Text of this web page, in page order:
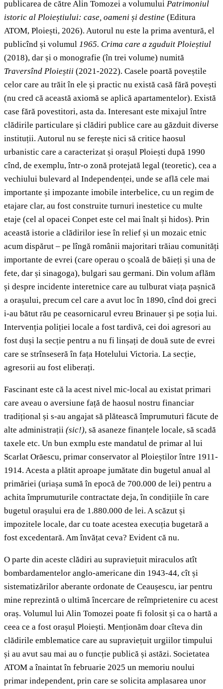
publicarea de către Alin Tomozei a volumului Patrimoniul
istoric al Ploieștiului: case, oameni și destine (Editura
ATOM, Ploiești, 2026). Autorul nu este la prima aventură, el
publicînd și volumul 1965. Crima care a zguduit Ploieștiul
(2018), dar și o monografie (în trei volume) numită
Traversînd Ploieștii (2021-2022). Casele poartă poveștile
celor care au trăit în ele și practic nu există casă fără povești
(nu cred că această axiomă se aplică apartamentelor). Există
case fără povestitori, asta da. Interesant este mixajul între
clădirile particulare și clădiri publice care au găzduit diverse
instituții. Autorul nu se ferește nici să critice haosul
urbanistic care a caracterizat și orașul Ploiești după 1990
cînd, de exemplu, într-o zonă protejată legal (teoretic), cea a
vechiului bulevard al Independenței, unde se află cele mai
importante și impozante imobile interbelice, cu un regim de
etajare clar, au fost construite turnuri inestetice cu multe
etaje (cel al opacei Conpet este cel mai înalt și hidos). Prin
această istorie a clădirilor iese în relief și un mozaic etnic
acum dispărut – pe lîngă românii majoritari trăiau comunități
importante de evrei (care operau o școală de băieți și una de
fete, dar și sinagoga), bulgari sau germani. Din volum aflăm
și despre incidente interetnice care au tulburat viața pașnică
a orașului, precum cel care a avut loc în 1890, cînd doi greci
i-au bătut rău pe ceasornicarul evreu Brinauer și pe soția lui.
Intervenția poliției locale a fost tardivă, cei doi agresori au
fost duși la secție pentru a nu fi linșați de două sute de evrei
care se strînseseră în fața Hotelului Victoria. La secție,
agresorii au fost eliberați.
Fascinant este că la acest nivel mic-local au existat primari
care aveau o aversiune față de haosul nostru financiar
tradițional și s-au angajat să plătească împrumuturi făcute de
alte administrații (sic!), să asaneze finanțele locale, să scadă
taxele etc. Un bun exmplu este mandatul de primar al lui
Scarlat Orăescu, primar conservator al Ploieștilor între 1911-
1914. Acesta a plătit aproape jumătate din bugetul anual al
primăriei (uriașa sumă în epocă de 700.000 de lei) pentru a
achita împrumuturile contractate deja, în condițiile în care
bugetul orașului era de 1.880.000 de lei. A scăzut și
impozitele locale, dar cu toate acestea execuția bugetară a
fost excedentară. Am învățat ceva? Evident că nu.
O parte din aceste clădiri au supraviețuit miraculos atît
bombardamentelor anglo-americane din 1943-44, cît și
sistematizărilor aberante ordonate de Ceaușescu, iar pentru
mine reprezintă o ultimă încercare de reîmprietenire cu acest
oraș. Volumul lui Alin Tomozei poate fi folosit și ca o hartă a
ceea ce a fost orașul Ploiești. Menționăm doar cîteva din
clădirile emblematice care au supraviețuit urgiilor timpului
și au avut sau mai au o funcție publică și astăzi. Societatea
ATOM a înaintat în februarie 2025 un memoriu noului
primar independent, prin care se solicita amplasarea unor